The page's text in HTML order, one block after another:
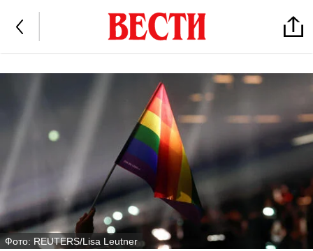
Фото: REUTERS/Lisa Leutner